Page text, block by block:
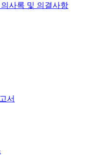
사록 및 의결사항
서